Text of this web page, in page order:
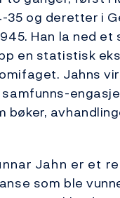
35 og deretter i
Han la ned
en statistisk
Jahns
bøker,
Jahn er et
som ble